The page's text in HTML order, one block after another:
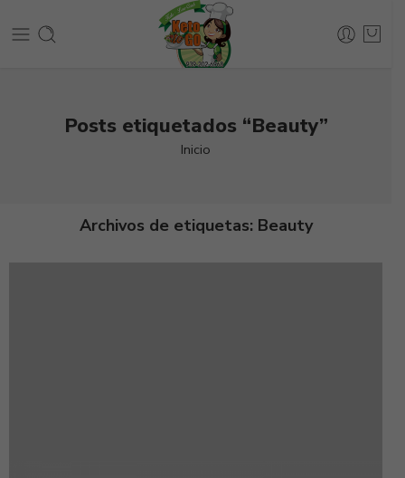
Posts etiquetados “Beauty”
Inicio
Archivos de etiquetas: Beauty